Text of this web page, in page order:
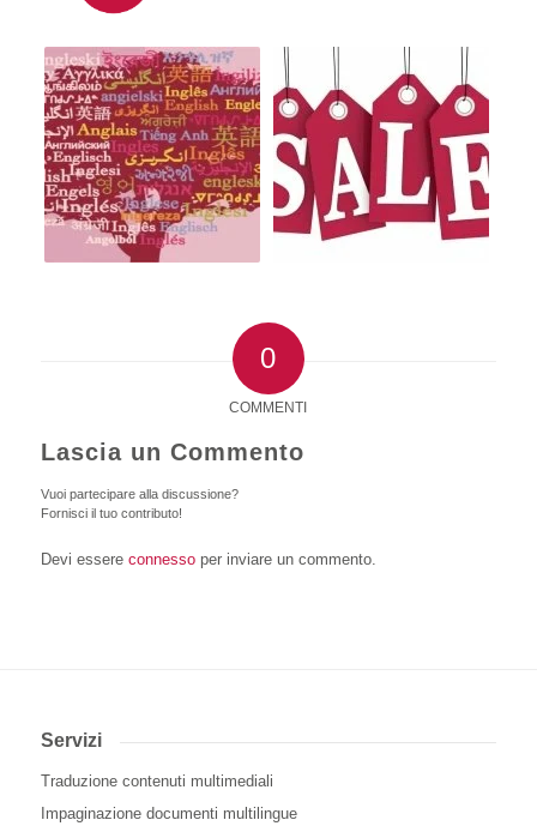
0
COMMENTI
Lascia un Commento
Vuoi partecipare alla discussione?
Fornisci il tuo contributo!
Devi essere connessoper inviare un commento.
Servizi
Traduzione contenuti multimediali
Impaginazione documenti multilingue